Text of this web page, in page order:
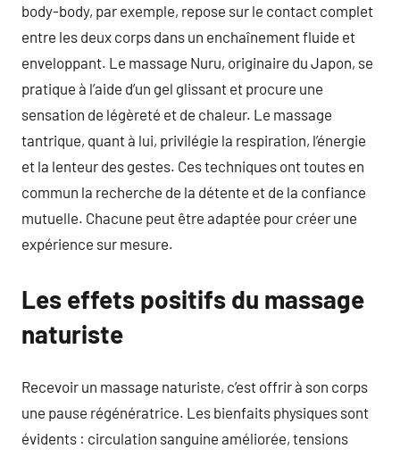
body-body, par exemple, repose sur le contact complet
entre les deux corps dans un enchaînement fluide et
enveloppant. Le massage Nuru, originaire du Japon, se
pratique à l’aide d’un gel glissant et procure une
sensation de légèreté et de chaleur. Le massage
tantrique, quant à lui, privilégie la respiration, l’énergie
et la lenteur des gestes. Ces techniques ont toutes en
commun la recherche de la détente et de la confiance
mutuelle. Chacune peut être adaptée pour créer une
expérience sur mesure.
Les effets positifs du massage
naturiste
Recevoir un massage naturiste, c’est offrir à son corps
une pause régénératrice. Les bienfaits physiques sont
évidents : circulation sanguine améliorée, tensions